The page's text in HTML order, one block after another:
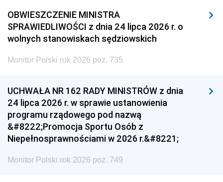
OBWIESZCZENIE MINISTRA
SPRAWIEDLIWOŚCI z dnia 24 lipca 2026 r. o
wolnych stanowiskach sędziowskich
Monitor Polski rok 2026 poz. 735
UCHWAŁA NR 162 RADY MINISTRÓW z dnia
24 lipca 2026 r. w sprawie ustanowienia
programu rządowego pod nazwą
&#8222;Promocja Sportu Osób z
Niepełnosprawnościami w 2026 r.&#8221;
Monitor Polski rok 2026 poz. 749